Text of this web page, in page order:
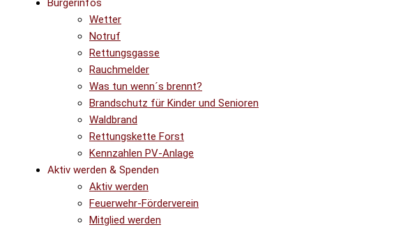
Bürgerinfos
Wetter
Notruf
Rettungsgasse
Rauchmelder
Was tun wenn´s brennt?
Brandschutz für Kinder und Senioren
Waldbrand
Rettungskette Forst
Kennzahlen PV-Anlage
Aktiv werden & Spenden
Aktiv werden
Feuerwehr-Förderverein
Mitglied werden